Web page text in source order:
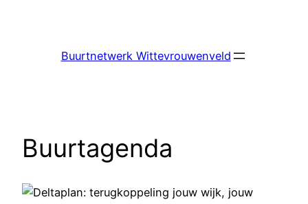
Buurtnetwerk Wittevrouwenveld
Buurtagenda